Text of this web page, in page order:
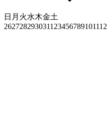
日 月 火水木金土
2627282930311 23456789101112